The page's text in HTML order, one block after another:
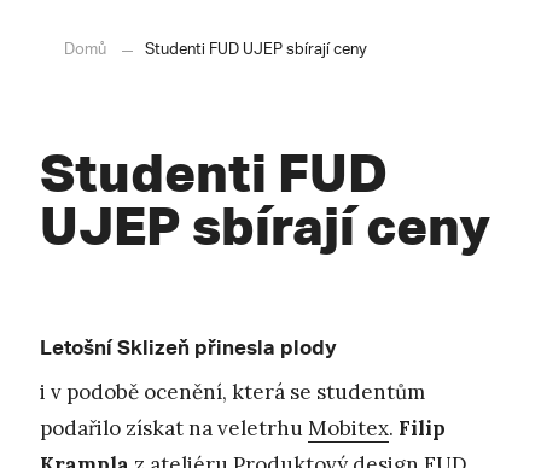
Domů Studenti FUD UJEP sbírají ceny
Studenti FUD
UJEP sbírají ceny
Letošní Sklizeň přinesla plody
i v podobě ocenění, která se studentům
podařilo získat na veletrhuMobitex. Filip